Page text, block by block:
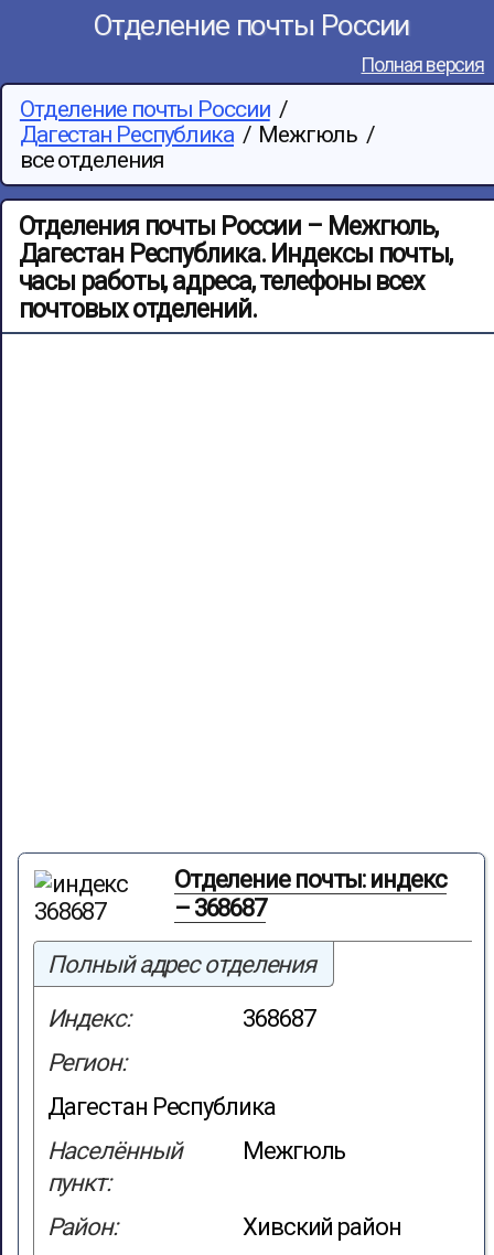
Отделение почты России
Полная версия
Отделение почты России /
Дагестан Республика / Межгюль /
все отделения
Отделения почты России – Межгюль,
Дагестан Республика. Индексы почты,
часы работы, адреса, телефоны всех
почтовых отделений.
Отделение почты: индекс
– 368687
Полный адрес отделения
Индекс:
368687
Регион:
Дагестан Республика
Населённый
пункт:
Межгюль
Район:
Хивский район